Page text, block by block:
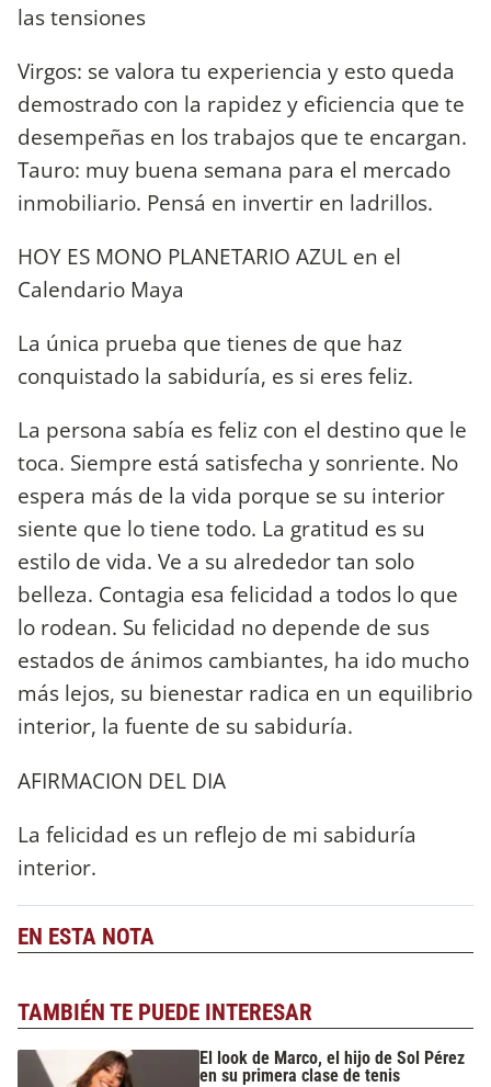
las tensiones
Virgos: se valora tu experiencia y esto queda
demostrado con la rapidez y eficiencia que te
desempeñas en los trabajos que te encargan.
Tauro: muy buena semana para el mercado
inmobiliario. Pensá en invertir en ladrillos.
HOY ES MONO PLANETARIO AZUL en el
Calendario Maya
La única prueba que tienes de que haz
conquistado la sabiduría, es si eres feliz.
La persona sabía es feliz con el destino que le
toca. Siempre está satisfecha y sonriente. No
espera más de la vida porque se su interior
siente que lo tiene todo. La gratitud es su
estilo de vida. Ve a su alrededor tan solo
belleza. Contagia esa felicidad a todos lo que
lo rodean. Su felicidad no depende de sus
estados de ánimos cambiantes, ha ido mucho
más lejos, su bienestar radica en un equilibrio
interior, la fuente de su sabiduría.
AFIRMACION DEL DIA
La felicidad es un reflejo de mi sabiduría
interior.
EN ESTA NOTA
TAMBIÉN TE PUEDE INTERESAR
El look de Marco, el hijo de Sol Pérez
en su primera clase de tenis